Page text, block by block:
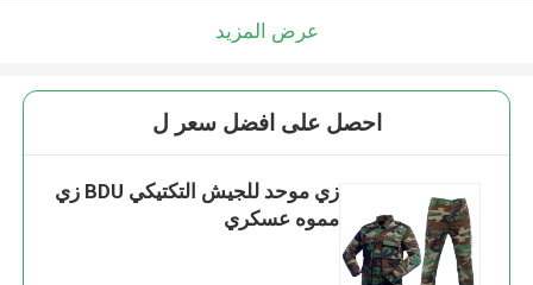
عرض المزيد
احصل على افضل سعر ل
زي موحد للجيش التكتيكي BDU زي
مموه عسكري